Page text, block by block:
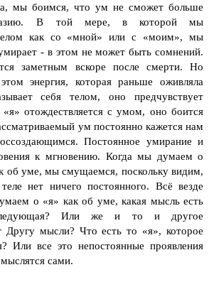
мы боимся, что ум не сможет больше
В той мере, в которой мы
как со «мной» или с «моим», мы
- в этом не может быть сомнений.
заметным вскоре после смерти. Но
энергия, которая раньше оживляла
себя телом, оно предчувствует
«я» отождествляется с умом, оно боится
ум постоянно кажется нам
Постоянное умирание и
к мгновению. Когда мы думаем о
об уме, мы смущаемся, поскольку видим,
нет ничего постоянного. Всё везде
о «я» как об уме, какая мысль есть
Или же и то и другое
Другу мысли? Что есть то «я», которое
Или все это непостоянные проявления
сами.